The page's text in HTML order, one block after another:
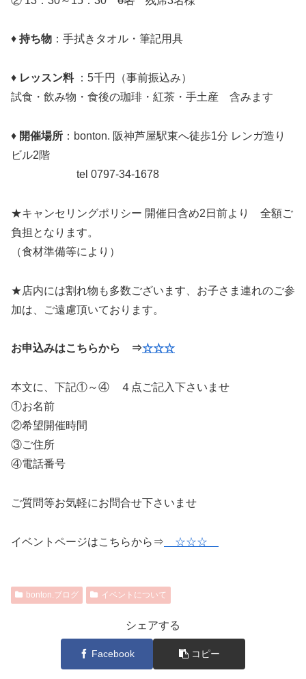
♦ 持ち物 ：手拭きタオル・筆記用具
♦ レッスン料：5千円（事前振込み）
試食・飲み物・食後の珈琲・紅茶・手土産 含みます
♦ 開催場所 ：bonton. 阪神芦屋駅東へ徒歩1分 レンガ造り
ビル2階
tel 0797-34-1678
★キャンセリングポリシー 開催日含め2日前より 全額ご
負担となります。
（食材準備等により）
★店内には割れ物も多数ございます、お子さま連れのご参
加は、ご遠慮頂いております。
お申込みはこちらから ⇒☆☆☆
本文に、下記①～④ ４点ご記入下さいませ
①お名前
②希望開催時間
③ご住所
④電話番号
ご質問等お気軽にお問合せ下さいませ
イベントページはこちらから⇒ ☆☆☆
bonton.ブログ イベントについて
シェアする
Facebook コピー